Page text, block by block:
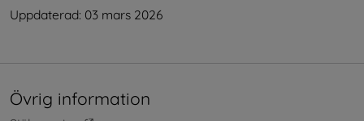
Uppdaterad: 03 mars 2026
Övrig information